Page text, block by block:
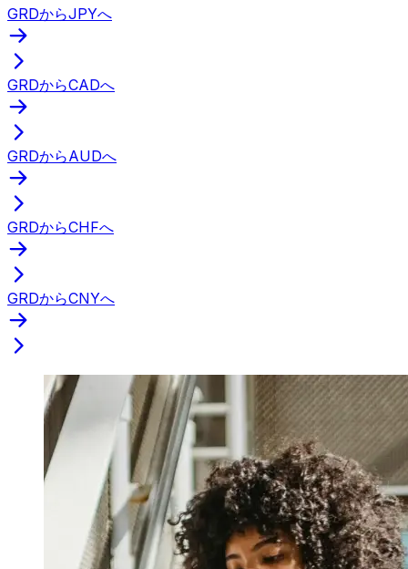
GRDからJPYへ
GRDからCADへ
GRDからAUDへ
GRDからCHFへ
GRDからCNYへ